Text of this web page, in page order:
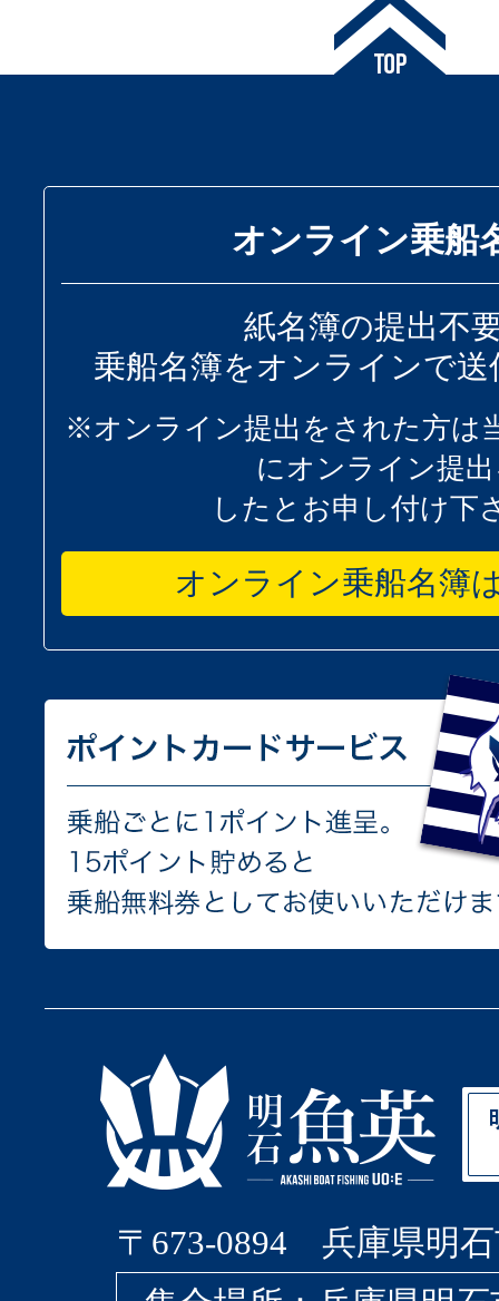
オンライン乗船
紙名簿の提出不
乗船名簿をオンラインで
※オンライン提出をされた方は
にオンライン提
したとお申し付け下
オンライン乗船名簿
〒673-0894 兵庫県明石